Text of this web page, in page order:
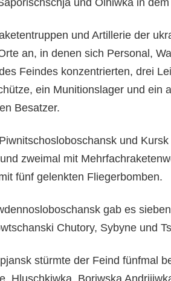
und Artillerie der
an, in denen sich Personal,
Feindes konzentrierten, drei
ein Munitionslager und ein
Besatzer.
und
zweimal mit
fünf gelenkten Fliegerbomben.
gab es
Chutory, Sybyne und
stürmte der Feind fünfmal
Hluschkiwka, Boriwska